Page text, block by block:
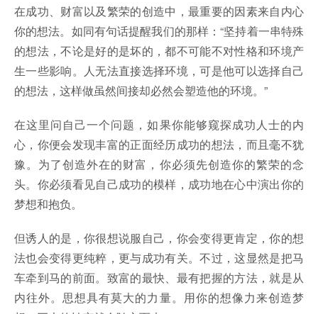
在成功、财富以及繁荣的创造中，最重要的因素来自内心
你的想法。如同有句话提醒我们的那样：“坚持着一串特殊
的想法，不论是好的是坏的，都不可能不对性格和环境产
生一些影响。人无法直接选择环境，可是他可以选择自己
的想法，这样做虽然间接却必然会塑造他的环境。”
在这里问自己一个问题，如果你能够窥探成功人士的内
心，你便会发现丰富的正面经历成功的想法，而且毫不犹
豫。为了创造外在的财富，你必须先创造你的繁荣的念
头。你必须看见自己成功的模样，成功地在心中演出你的
梦想和抱负。
但诱人的是，你很想说服自己，你会变得更肯定，你的想
法也会变得更纯粹，更与成功有关。不过，这显然是把马
车牵到马的前面。致富的最快、最有把握的方法，就是从
内往外。思想具有莫大的力量。用你的想像力来创造梦